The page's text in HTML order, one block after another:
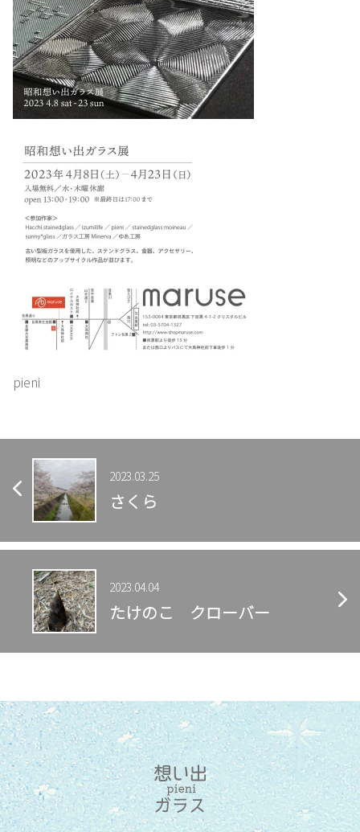
ブ
ロ
グ
ク
集
お
問
合
わ
せ
pieni
2023.03.25
さくら
2023.04.04
たけのこ クローバー